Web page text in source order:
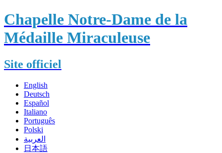
Chapelle Notre-Dame de la
Médaille Miraculeuse
Site officiel
English
Deutsch
Español
Italiano
Português
Polski
العربية
日本語